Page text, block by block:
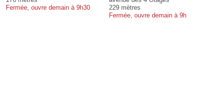
Fermée, ouvre demain à 9h30
229 mètres
Fermée, ouvre demain à 9h